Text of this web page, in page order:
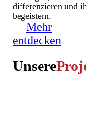
differenzieren und
begeistern.
Mehr
entdecken
Unsere